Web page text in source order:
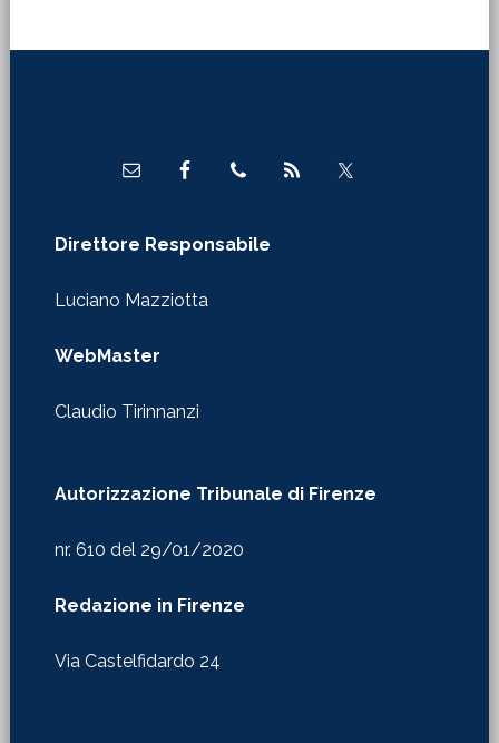
Direttore Responsabile
Luciano Mazziotta
WebMaster
Claudio Tirinnanzi
Autorizzazione Tribunale di Firenze
nr. 610 del 29/01/2020
Redazione in Firenze
Via Castelfidardo 24